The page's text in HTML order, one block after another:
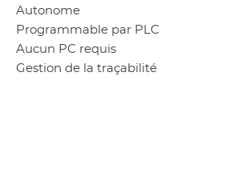
Autonome
Programmable par PLC
Aucun PC requis
Gestion de la traçabilité